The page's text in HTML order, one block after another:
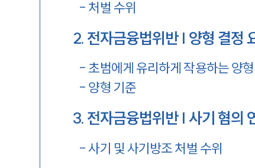
- 처벌 수위
2. 전자금융법위반 | 양형 결정
- 초범에게 유리하게 작용하는 양
- 양형 기준
3. 전자금융법위반 | 사기 혐의
-사기 및 사기방조 처벌 수위